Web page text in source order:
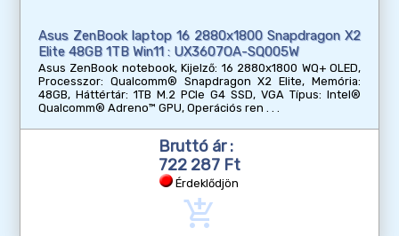
Asus ZenBook laptop 16 2880x1800 Snapdragon X2
Elite 48GB 1TB Win11 : UX3607OA-SQ005W
Asus ZenBook notebook, Kijelző: 16 2880x1800 WQ+ OLED,
Processzor: Qualcomm® Snapdragon X2 Elite, Memória:
48GB, Háttértár: 1TB M.2 PCIe G4 SSD, VGA Típus: Intel®
Qualcomm® Adreno™ GPU, Operációs ren
Bruttó ár :
722 287 Ft
Érdeklődjön
add_shopping_cart